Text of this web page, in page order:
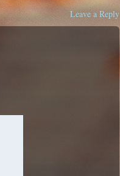
Leave a Reply